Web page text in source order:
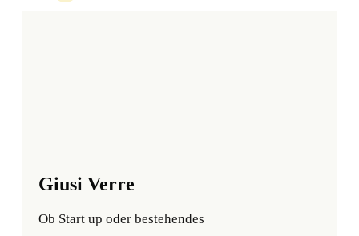
Giusi Verre
Ob Start up oder bestehendes